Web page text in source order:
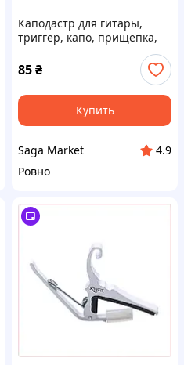
Каподастр для гитары,
триггер, капо, прищепка,
85₴
Купить
Saga Market
4.9
Ровно